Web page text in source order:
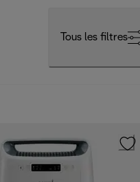
Tous les filtres